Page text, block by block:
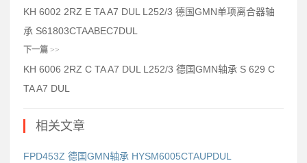
KH 6002 2RZ E TA A7 DUL L252/3 德国GMN单项离合器轴
承 S61803CTAABEC7DUL
下一篇 >>
KH 6006 2RZ C TA A7 DUL L252/3 德国GMN轴承 S 629 C
TA A7 DUL
相关文章
FPD453Z 德国GMN轴承 HYSM6005CTAUPDUL